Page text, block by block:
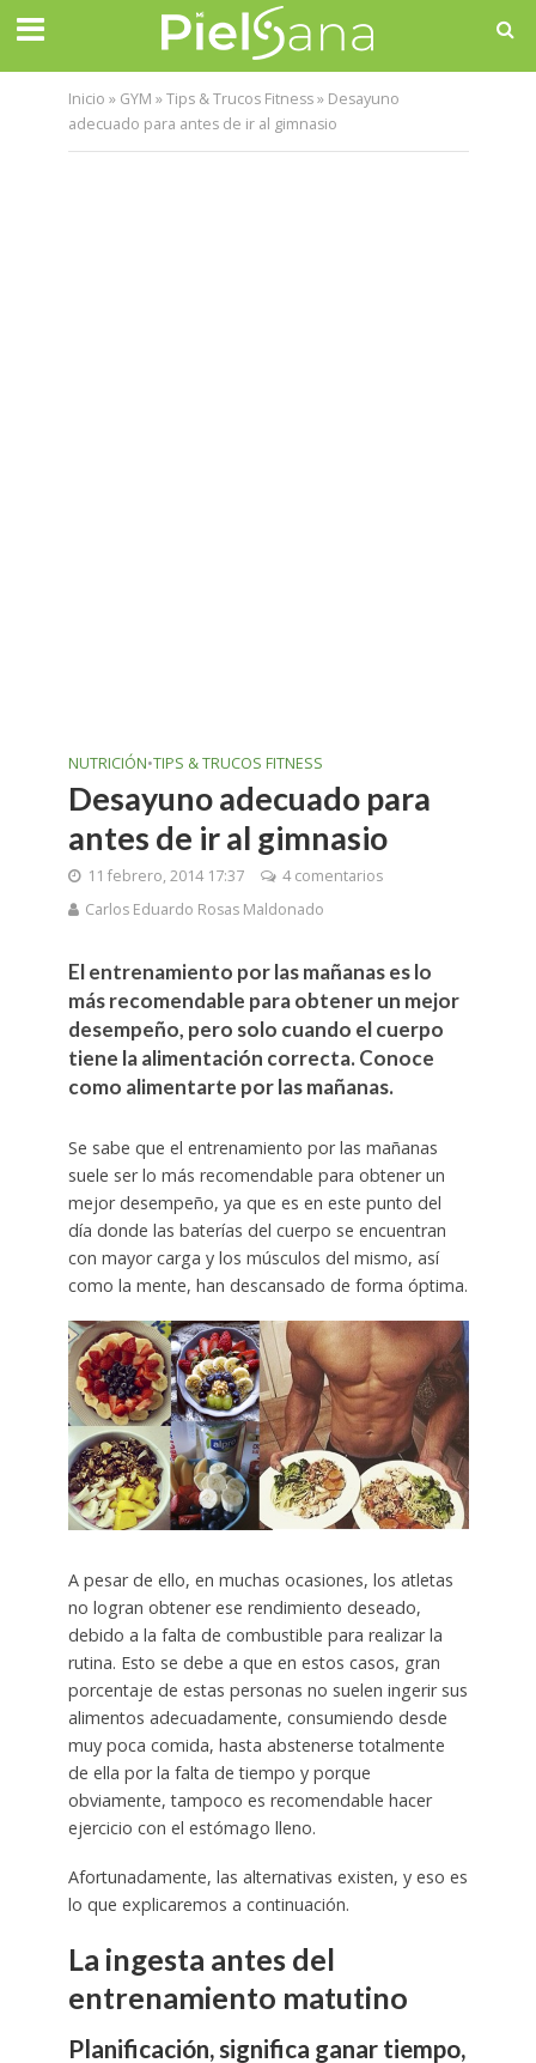
Inicio » GYM »Tips & Trucos Fitness» Desayuno
adecuado para antes de ir al gimnasio
NUTRICIÓN•TIPS & TRUCOS FITNESS
Desayuno adecuado para
antes de ir al gimnasio
11 febrero, 2014 17:37
4 comentarios
Carlos Eduardo Rosas Maldonado
El entrenamiento por las mañanas es lo
más recomendable para obtener un mejor
desempeño, pero solo cuando el cuerpo
tiene la alimentación correcta. Conoce
como alimentarte por las mañanas.
Se sabe que el entrenamiento por las mañanas
suele ser lo más recomendable para obtener un
mejor desempeño, ya que es en este punto del
día donde las baterías del cuerpo se encuentran
con mayor carga y los músculos del mismo, así
como la mente, han descansado de forma óptima.
A pesar de ello, en muchas ocasiones, los atletas
no logran obtener ese rendimiento deseado,
debido a la falta de combustible para realizar la
rutina. Esto se debe a que en estos casos, gran
porcentaje de estas personas no suelen ingerir sus
alimentos adecuadamente, consumiendo desde
muy poca comida, hasta abstenerse totalmente
de ella por la falta de tiempo y porque
obviamente, tampoco es recomendable hacer
ejercicio con el estómago lleno.
Afortunadamente, las alternativas existen, y eso es
lo que explicaremos a continuación.
La ingesta antes del
entrenamiento matutino
Planificación, significa ganar tiempo,